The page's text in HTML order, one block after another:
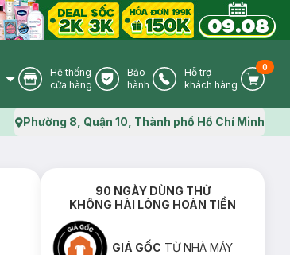
Store Icon
Hệ thống
cửa hàng
Warranty Icon
Bảo
hành
Phone Icon
Hỗ trợ
khách hàng
Cart
0
Map icon
Phường 8, Quận 10, Thành phố Hồ Chí Minh
90 NGÀY DÙNG THỬ
KHÔNG HÀI LÒNG HOÀN TIỀN
GIÁ GỐC TỪ NHÀ MÁY